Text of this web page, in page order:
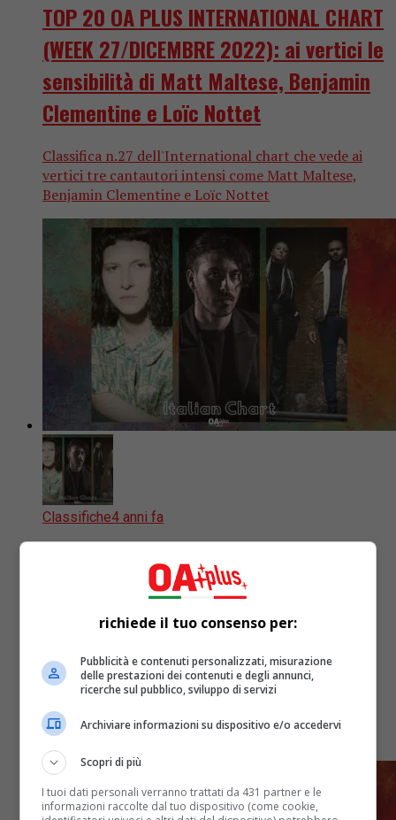
TOP 20 OA PLUS INTERNATIONAL CHART
(WEEK 27/DICEMBRE 2022): ai vertici le
sensibilità di Matt Maltese, Benjamin
Clementine e Loïc Nottet
Classifica n.27 dell'International chart che vede ai
vertici tre cantautori intensi come Matt Maltese,
Benjamin Clementine e Loïc Nottet
Classifiche4 anni fa
TOP 20 OA PLUS ITALIAN CHART (WEEK
27/DICEMBRE 2022): classe sul podio
con Carmine Tundo, Miglio, Clavdio e
Malika Ayane
Italian Chart del 31 dicembre: c'è la vera classe sul
podio con Carmine Tundo, Miglio e il duetto di
Clavdio & Malika Ayane
richiede il tuo consenso per:
Pubblicità e contenuti personalizzati, misurazione
delle prestazioni dei contenuti e degli annunci,
ricerche sul pubblico, sviluppo di servizi
Archiviare informazioni su dispositivo e/o accedervi
Scopri di più
I tuoi dati personali verranno trattati da 431 partner e le
informazioni raccolte dal tuo dispositivo (come cookie,